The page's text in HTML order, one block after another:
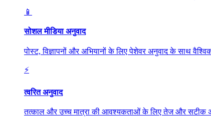
📱
सोशल मीडिया अनुवाद
पोस्ट, विज्ञापनों और अभियानों के लिए पेशेवर अनुवाद के साथ
⚡
त्वरित अनुवाद
तत्काल और उच्च मात्रा की आवश्यकताओं के लिए तेज और सटीक